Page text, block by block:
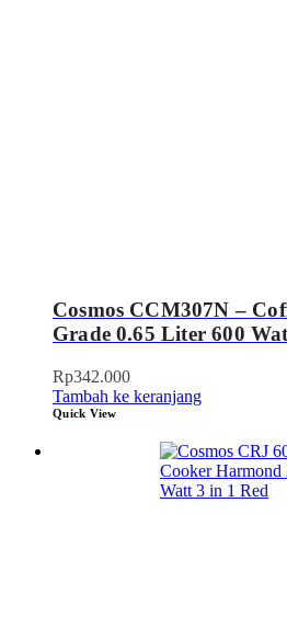
Cosmos CCM307N –
Grade 0.65 Liter 600
Rp342.000
Tambah ke keranjang
Quick View